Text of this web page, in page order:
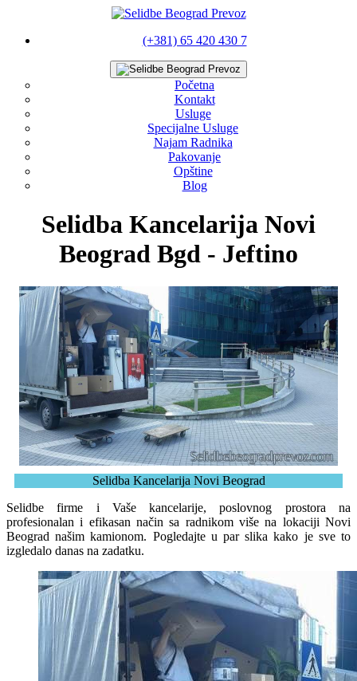
(+381) 65 420 430 7
Početna
Kontakt
Usluge
Specijalne Usluge
Najam Radnika
Pakovanje
Opštine
Blog
Selidba Kancelarija Novi
Beograd Bgd - Jeftino
Selidba Kancelarija Novi Beograd
Selidbe firme i Vaše kancelarije, poslovnog prostora na
profesionalan i efikasan način sa radnikom više na lokaciji Novi
Beograd našim kamionom. Pogledajte u par slika kako je sve to
izgledalo danas na zadatku.